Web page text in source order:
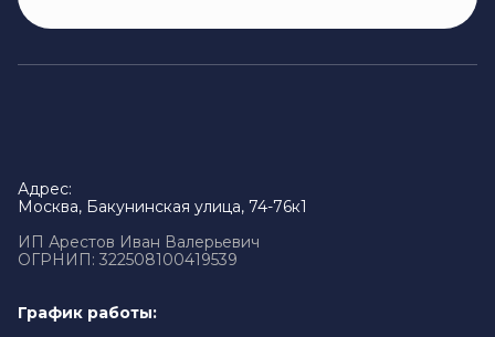
Адрес:
Москва, Бакунинская улица, 74-76к1
ИП Арестов Иван Валерьевич
ОГРНИП: 322508100419539
График работы: